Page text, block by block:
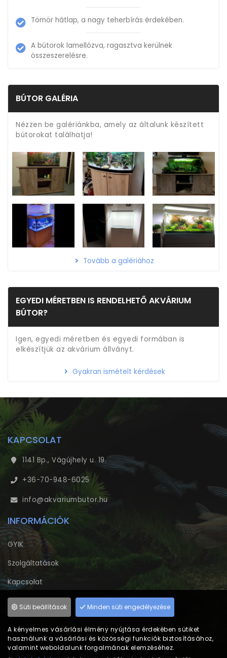
Tömör hátlap, a nagy teherbírás érdekében.
A bútorok lamellózva, ragasztva kerülnek
összeszerelésre.
BÚTOR GALÉRIA
Nézzen be galériánkba, amely az általunk készített
bútorokat találhatja!
Tovább a galériához
EGYEDI MÉRETBEN IS RENDELHETŐ AKVÁRIUM
BÚTOR?
Igen, egyedi méretben és egyedi formában is
elkészítjük az akvárium állványt.
Gyakran ismételt kérdések
KAPCSOLAT
1141 Bp., Vágújhely u. 19.
+36-70-948-6025
info@akvariumbutor.hu
INFORMÁCIÓK
GYIK
Szolgáltatások
Kapcsolat
Adatvédelem
Süti beállítások Minden süti engedélyezése
A kényelmes vásárlási élmény nyújtása érdekében sütiket
használunk a vásárlási és közösségi funkciók biztosításához,
valamint weboldalunk forgalmának elemzéséhez.